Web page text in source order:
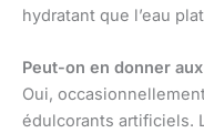
hydratant que l’eau
Peut-on en donner
Oui,
édulcorants artificiels.